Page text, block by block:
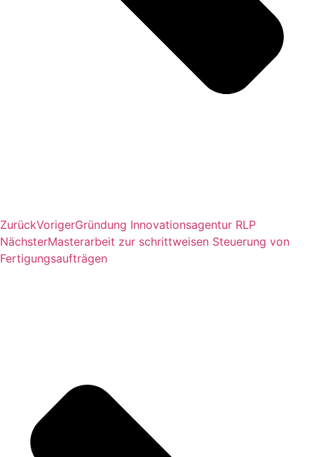
ZurückVorigerGründung Innovationsagentur RLP
NächsterMasterarbeit zur schrittweisen Steuerung von
Fertigungsaufträgen